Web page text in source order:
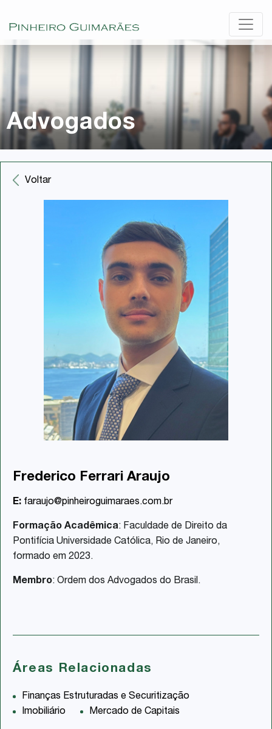
Advogados
Voltar
Frederico Ferrari Araujo
E: faraujo@pinheiroguimaraes.com.br
Formação Acadêmica: Faculdade de Direito da
Pontifícia Universidade Católica, Rio de Janeiro,
formado em 2023.
Membro: Ordem dos Advogados do Brasil.
Áreas Relacionadas
Finanças Estruturadas e Securitização
Imobiliário
Mercado de Capitais